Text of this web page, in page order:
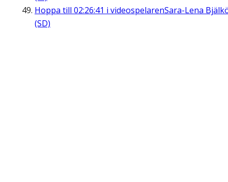
Hoppa till 02:26:41 i videospelarenSara-Lena
(SD)